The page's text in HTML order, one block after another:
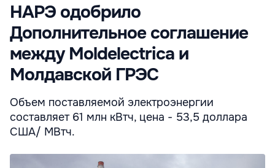
НАРЭ одобрило
Дополнительное соглашение
между Moldelectrica и
Молдавской ГРЭС
Объем поставляемой электроэнергии
составляет 61 млн кВтч, цена - 53,5 доллара
США/ МВтч.